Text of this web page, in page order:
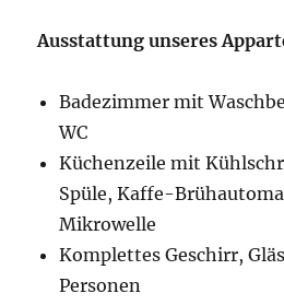
Ausstattung unseres
Badezimmer mit
WC
Küchenzeile mit
Spüle, Kaffe-
Mikrowelle
Komplettes Geschirr,
Personen